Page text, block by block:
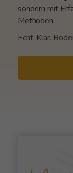
sondern mit
Methoden.
Echt. Klar.